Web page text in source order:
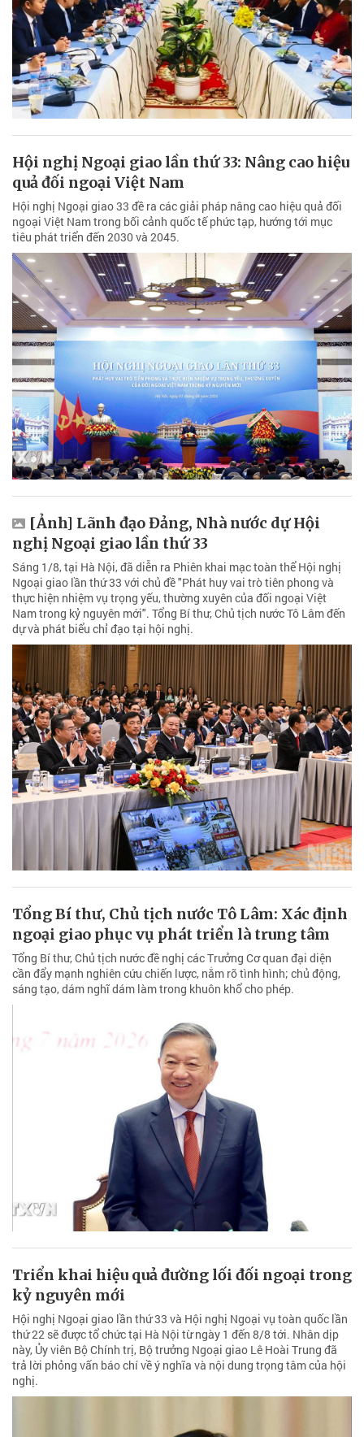
Hội nghị Ngoại giao lần thứ 33: Nâng cao hiệu
quả đối ngoại Việt Nam
Hội nghị Ngoại giao 33 đề ra các giải pháp nâng cao hiệu quả đối
ngoại Việt Nam trong bối cảnh quốc tế phức tạp, hướng tới mục
tiêu phát triển đến 2030 và 2045.
[Ảnh] Lãnh đạo Đảng, Nhà nước dự Hội
nghị Ngoại giao lần thứ 33
Sáng 1/8, tại Hà Nội, đã diễn ra Phiên khai mạc toàn thể Hội nghị
Ngoại giao lần thứ 33 với chủ đề "Phát huy vai trò tiên phong và
thực hiện nhiệm vụ trọng yếu, thường xuyên của đối ngoại Việt
Nam trong kỷ nguyên mới". Tổng Bí thư, Chủ tịch nước Tô Lâm đến
dự và phát biểu chỉ đạo tại hội nghị.
Tổng Bí thư, Chủ tịch nước Tô Lâm: Xác định
ngoại giao phục vụ phát triển là trung tâm
Tổng Bí thư, Chủ tịch nước đề nghị các Trưởng Cơ quan đại diện
cần đẩy mạnh nghiên cứu chiến lược, nắm rõ tình hình; chủ động,
sáng tạo, dám nghĩ dám làm trong khuôn khổ cho phép.
Triển khai hiệu quả đường lối đối ngoại trong
kỷ nguyên mới
Hội nghị Ngoại giao lần thứ 33 và Hội nghị Ngoại vụ toàn quốc lần
thứ 22 sẽ được tổ chức tại Hà Nội từ ngày 1 đến 8/8 tới. Nhân dịp
này, Ủy viên Bộ Chính trị, Bộ trưởng Ngoại giao Lê Hoài Trung đã
trả lời phỏng vấn báo chí về ý nghĩa và nội dung trọng tâm của hội
nghị.